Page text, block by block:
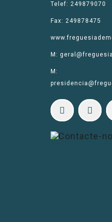
Telef: 249879070
Fax: 249878475
M:
M: